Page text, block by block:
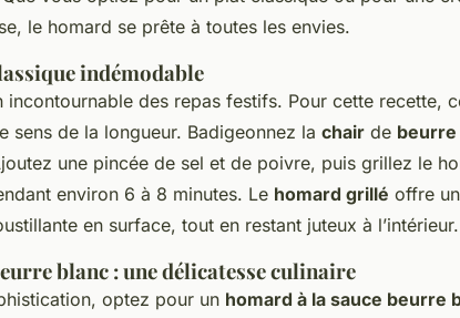
le homard se prête à toutes les envies.
indémodable
incontournable des repas festifs. Pour cette recette,
sens de la longueur. Badigeonnez la chair de beurre
une pincée de sel et de poivre, puis grillez le
environ 6 à 8 minutes. Le homard grillé offre
en surface, tout en restant juteux à l’intérieur.
blanc : une délicatesse culinaire
optez pour un homard à la sauce beurre